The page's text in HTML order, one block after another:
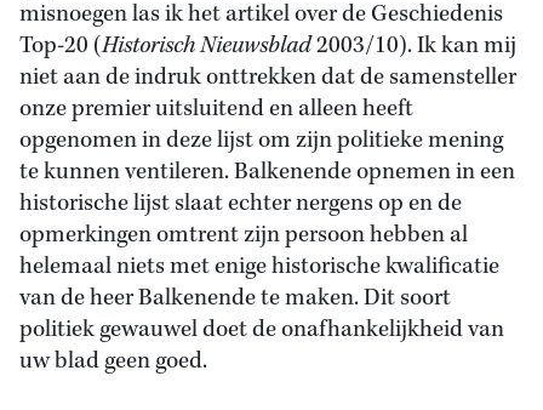
misnoegen las ik het artikel over de Geschiedenis
Top-20 (Historisch Nieuwsblad2003/10). Ik kan mij
niet aan de indruk onttrekken dat de samensteller
onze premier uitsluitend en alleen heeft
opgenomen in deze lijst om zijn politieke mening
te kunnen ventileren. Balkenende opnemen in een
historische lijst slaat echter nergens op en de
opmerkingen omtrent zijn persoon hebben al
helemaal niets met enige historische kwalificatie
van de heer Balkenende te maken. Dit soort
politiek gewauwel doet de onafhankelijkheid van
uw blad geen goed.